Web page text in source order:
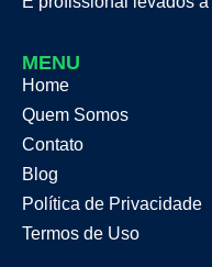
MENU
Home
Quem Somos
Contato
Blog
Política de Privacidade
Termos de Uso